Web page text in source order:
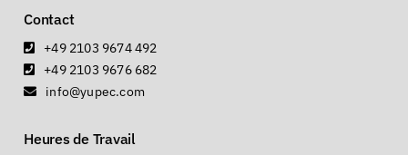
Contact
+49 2103 9674 492
+49 2103 9676 682
info@yupec.com
Heures de Travail